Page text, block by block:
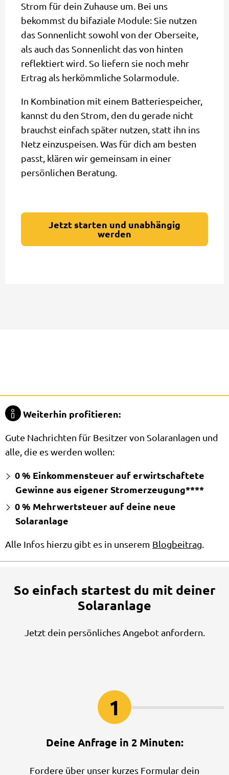
Strom für dein Zuhause um. Bei uns
bekommst du bifaziale Module: Sie nutzen
das Sonnenlicht sowohl von der Oberseite,
als auch das Sonnenlicht das von hinten
reflektiert wird. So liefern sie noch mehr
Ertrag als herkömmliche Solarmodule.
In Kombination mit einem Batteriespeicher,
kannst du den Strom, den du gerade nicht
brauchst einfach später nutzen, statt ihn ins
Netz einzuspeisen. Was für dich am besten
passt, klären wir gemeinsam in einer
persönlichen Beratung.
Jetzt starten und unabhängig
werden
Weiterhin profitieren:
Gute Nachrichten für Besitzer von Solaranlagen und
alle, die es werden wollen:
0 % Einkommensteuer auf erwirtschaftete
Gewinne aus eigener Stromerzeugung****
0 % Mehrwertsteuer auf deine neue
Solaranlage
Alle Infos hierzu gibt es in unserem Blogbeitrag
So einfach startest du mit deiner
Solaranlage
Jetzt dein persönliches Angebot anfordern.
1
Deine Anfrage in 2 Minuten:
Fordere über unser kurzes Formular dein